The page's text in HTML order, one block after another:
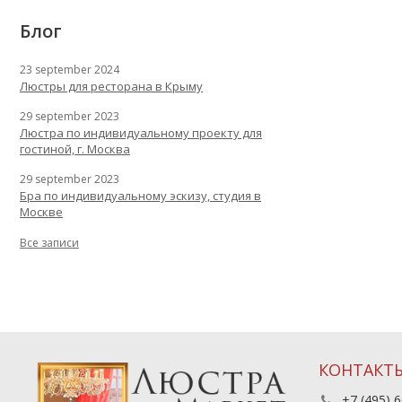
Блог
23 september 2024
Люстры для ресторана в Крыму
29 september 2023
Люстра по индивидуальному проекту для
гостиной, г. Москва
29 september 2023
Бра по индивидуальному эскизу, студия в
Москве
Все записи